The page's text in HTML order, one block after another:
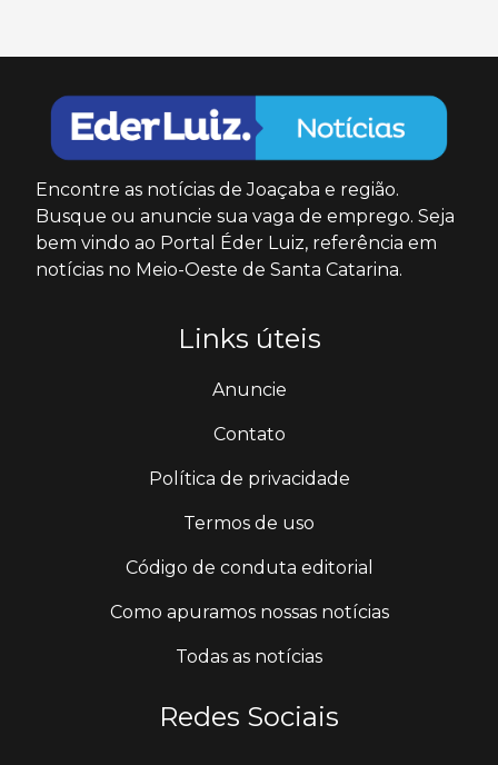
Encontre as notícias de Joaçaba e região.
Busque ou anuncie sua vaga de emprego. Seja
bem vindo ao Portal Éder Luiz, referência em
notícias no Meio-Oeste de Santa Catarina.
Links úteis
Anuncie
Contato
Política de privacidade
Termos de uso
Código de conduta editorial
Como apuramos nossas notícias
Todas as notícias
Redes Sociais